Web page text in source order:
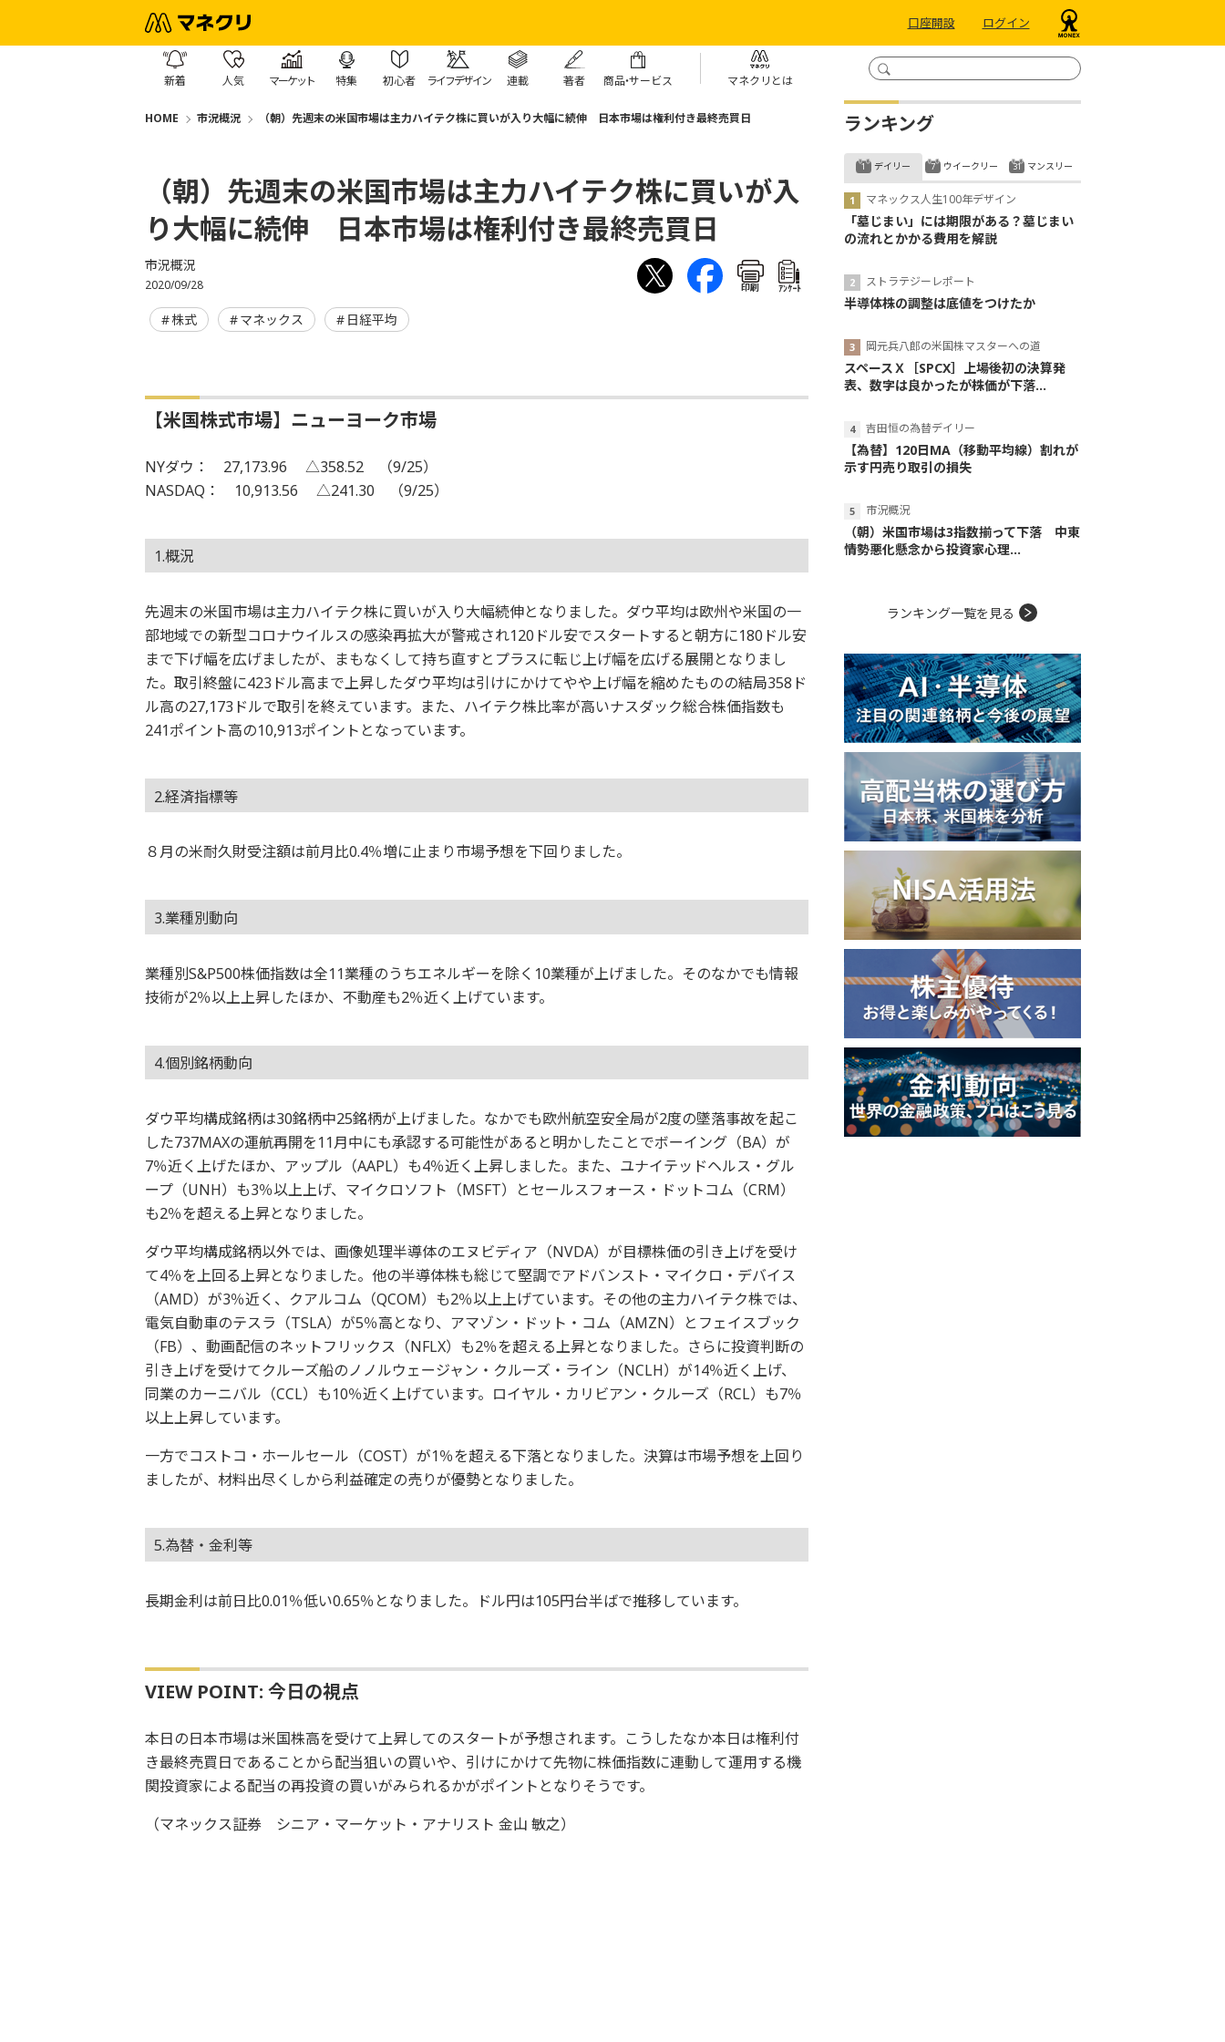
口座開設 ログイン
新着 人気 マーケット 特集 初心者 ライフデザイン 連載 著者 商品・サービス マネクリとは
HOME 市況概況 （朝）先週末の米国市場は主力ハイテク株に買いが入り大幅に続伸 日本市場は権利付き最終売買日
（朝）先週末の米国市場は主力ハイテク株に買いが入
り大幅に続伸 日本市場は権利付き最終売買日
市況概況
2020/09/28 印刷 ｱﾝｹｰﾄ
株式 マネックス 日経平均
【米国株式市場】ニューヨーク市場
NYダウ： 27,173.96 △358.52 （9/25）
NASDAQ： 10,913.56 △241.30 （9/25）
1.概況
先週末の米国市場は主力ハイテク株に買いが入り大幅続伸となりました。ダウ平均は欧州や米国の一
部地域での新型コロナウイルスの感染再拡大が警戒され120ドル安でスタートすると朝方に180ドル安
まで下げ幅を広げましたが、まもなくして持ち直すとプラスに転じ上げ幅を広げる展開となりまし
た。取引終盤に423ドル高まで上昇したダウ平均は引けにかけてやや上げ幅を縮めたものの結局358ド
ル高の27,173ドルで取引を終えています。また、ハイテク株比率が高いナスダック総合株価指数も
241ポイント高の10,913ポイントとなっています。
2.経済指標等
８月の米耐久財受注額は前月比0.4％増に止まり市場予想を下回りました。
3.業種別動向
業種別S&P500株価指数は全11業種のうちエネルギーを除く10業種が上げました。そのなかでも情報
技術が2％以上上昇したほか、不動産も2％近く上げています。
4.個別銘柄動向
ダウ平均構成銘柄は30銘柄中25銘柄が上げました。なかでも欧州航空安全局が2度の墜落事故を起こ
した737MAXの運航再開を11月中にも承認する可能性があると明かしたことでボーイング（BA）が
7％近く上げたほか、アップル（AAPL）も4％近く上昇しました。また、ユナイテッドヘルス・グル
ープ（UNH）も3％以上上げ、マイクロソフト（MSFT）とセールスフォース・ドットコム（CRM）
も2％を超える上昇となりました。
ダウ平均構成銘柄以外では、画像処理半導体のエヌビディア（NVDA）が目標株価の引き上げを受け
て4％を上回る上昇となりました。他の半導体株も総じて堅調でアドバンスト・マイクロ・デバイス
（AMD）が3％近く、クアルコム（QCOM）も2％以上上げています。その他の主力ハイテク株では、
電気自動車のテスラ（TSLA）が5％高となり、アマゾン・ドット・コム（AMZN）とフェイスブック
（FB）、動画配信のネットフリックス（NFLX）も2％を超える上昇となりました。さらに投資判断の
引き上げを受けてクルーズ船のノノルウェージャン・クルーズ・ライン（NCLH）が14％近く上げ、
同業のカーニバル（CCL）も10％近く上げています。ロイヤル・カリビアン・クルーズ（RCL）も7％
以上上昇しています。
一方でコストコ・ホールセール（COST）が1％を超える下落となりました。決算は市場予想を上回り
ましたが、材料出尽くしから利益確定の売りが優勢となりました。
5.為替・金利等
長期金利は前日比0.01％低い0.65％となりました。ドル円は105円台半ばで推移しています。
VIEW POINT: 今日の視点
本日の日本市場は米国株高を受けて上昇してのスタートが予想されます。こうしたなか本日は権利付
き最終売買日であることから配当狙いの買いや、引けにかけて先物に株価指数に連動して運用する機
関投資家による配当の再投資の買いがみられるかがポイントとなりそうです。
（マネックス証券 シニア・マーケット・アナリスト 金山 敏之）
ランキング
デイリー
マネックス人生100年デザイン
「墓じまい」には期限がある？墓じまい
の流れとかかる費用を解説
ストラテジーレポート
半導体株の調整は底値をつけたか
岡元兵八郎の米国株マスターへの道
スペースＸ［SPCX］上場後初の決算発
表、数字は良かったが株価が下落...
吉田恒の為替デイリー
【為替】120日MA（移動平均線）割れが
示す円売り取引の損失
市況概況
（朝）米国市場は3指数揃って下落 中東
情勢悪化懸念から投資家心理...
ウイークリー マンスリー
ランキング一覧を見る